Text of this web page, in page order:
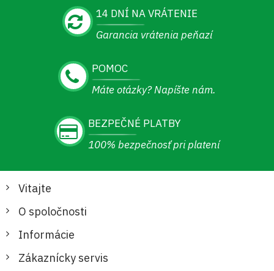
14 DNÍ NA VRÁTENIE
Garancia vrátenia peňazí
POMOC
Máte otázky? Napíšte nám.
BEZPEČNÉ PLATBY
100% bezpečnosť pri platení
Vitajte
O spoločnosti
Informácie
Zákaznícky servis